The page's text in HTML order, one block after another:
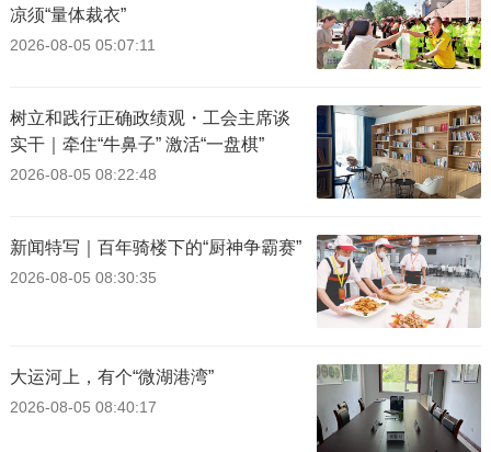
凉须“量体裁衣”
2026-08-05 05:07:11
树立和践行正确政绩观・工会主席谈
实干｜牵住“牛鼻子” 激活“一盘棋”
2026-08-05 08:22:48
新闻特写｜百年骑楼下的“厨神争霸赛”
2026-08-05 08:30:35
大运河上，有个“微湖港湾”
2026-08-05 08:40:17